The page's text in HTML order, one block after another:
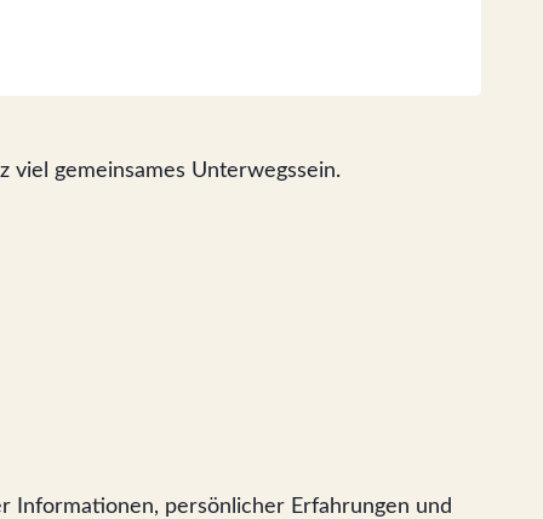
viel gemeinsames Unterwegssein.
Informationen, persönlicher Erfahrungen und